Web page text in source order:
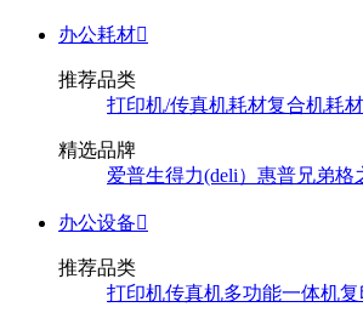
办公耗材
推荐品类
打印机/传真机耗材复合机耗材
精选品牌
爱普生得力(deli） 惠普兄弟格
办公设备
推荐品类
打印机传真机多功能一体机复